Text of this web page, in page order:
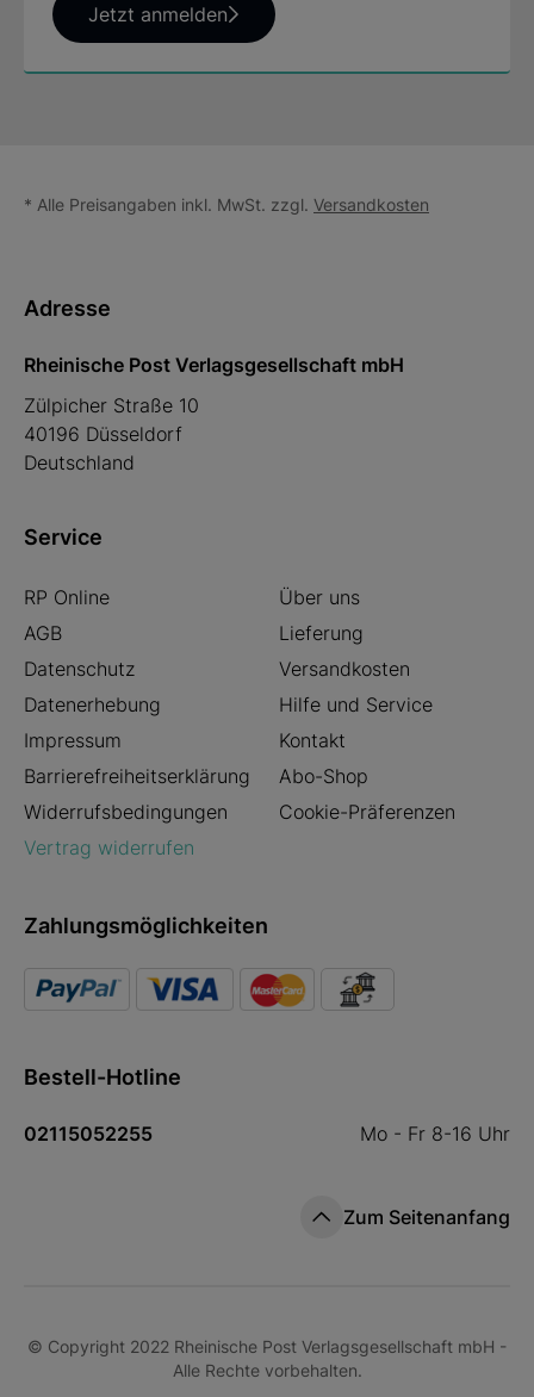
Jetzt anmelden
* Alle Preisangaben inkl. MwSt. zzgl. Versandkosten
Adresse
Rheinische Post Verlagsgesellschaft mbH
Zülpicher Straße 10
40196 Düsseldorf
Deutschland
Service
RP Online
Über uns
AGB
Lieferung
Datenschutz
Versandkosten
Datenerhebung
Hilfe und Service
Impressum
Kontakt
Barrierefreiheitserklärung
Abo-Shop
Widerrufsbedingungen
Cookie-Präferenzen
Vertrag widerrufen
Zahlungsmöglichkeiten
Bestell-Hotline
02115052255 Mo - Fr 8-16 Uhr
Zum Seitenanfang
© Copyright 2022 Rheinische Post Verlagsgesellschaft mbH -
Alle Rechte vorbehalten.